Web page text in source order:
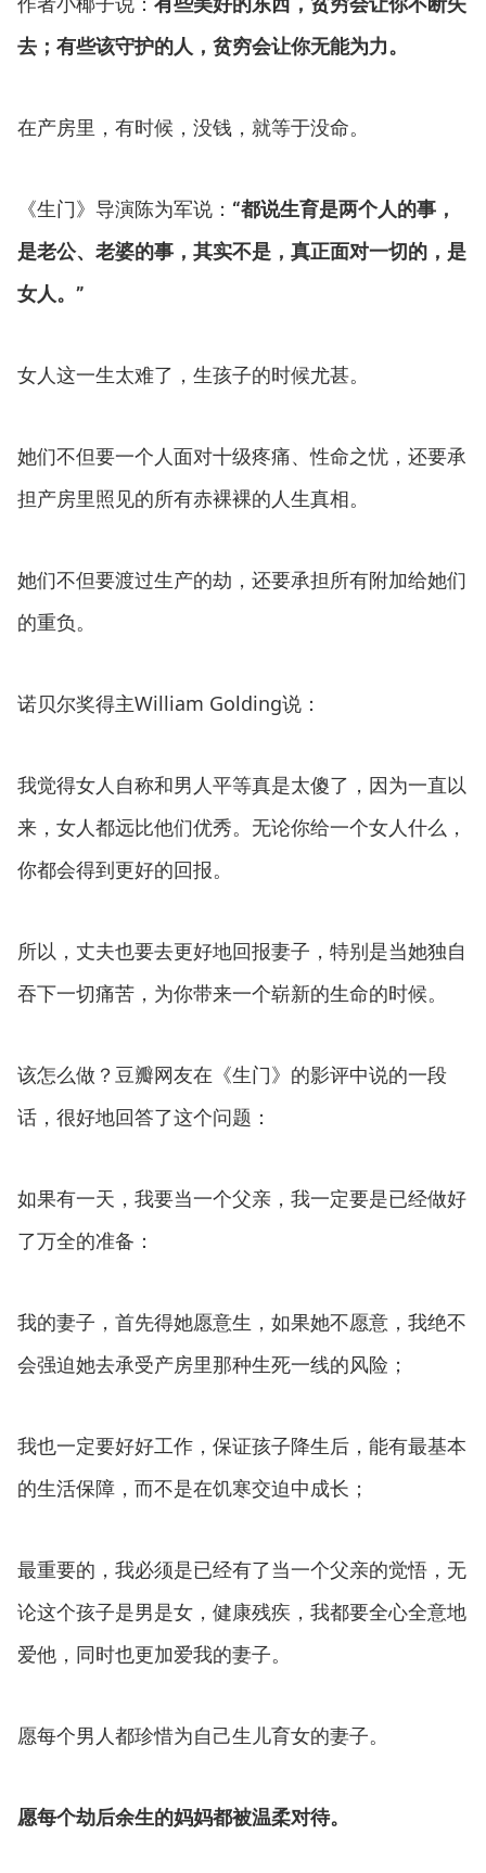
去； 有些该守护的人，贫穷会让你无能为力。
在产房里，有时候，没钱，就等于没命。
《生门》导演陈为军说： “都说生育是两个人的事，
是老公、老婆的事，其实不是，真正面对一切的，是
女人。 ”
女人这一生太难了，生孩子的时候尤甚。
她们不但要一个人面对十级疼痛、性命之忧，还要承
担产房里照见的所有赤裸裸的人生真相。
她们不但要渡过生产的劫，还要承担所有附加给她们
的重负。
诺贝尔奖得主William Golding说：
我觉得女人自称和男人平等真是太傻了，因为一直以
来，女人都远比他们优秀。无论你给一个女人什么，
你都会得到更好的回报。
所以，丈夫也要去更好地回报妻子，特别是当她独自
吞下一切痛苦，为你带来一个崭新的生命的时候。
该怎么做？豆瓣网友在《生门》的影评中说的一段
话，很好地回答了这个问题：
如果有一天，我要当一个父亲，我一定要是已经做好
了万全的准备：
我的妻子，首先得她愿意生，如果她不愿意，我绝不
会强迫她去承受产房里那种生死一线的风险；
我也一定要好好工作，保证孩子降生后，能有最基本
的生活保障，而不是在饥寒交迫中成长；
最重要的，我必须是已经有了当一个父亲的觉悟，无
论这个孩子是男是女，健康残疾，我都要全心全意地
爱他，同时也更加爱我的妻子。
愿每个男人都珍惜为自己生儿育女的妻子。
愿每个劫后余生的妈妈都被温柔对待。